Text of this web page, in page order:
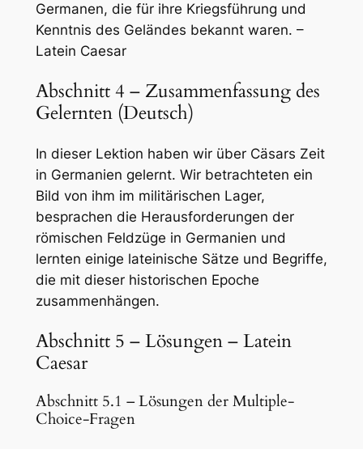
Germanen, die für ihre Kriegsführung und
Kenntnis des Geländes bekannt waren. –
Latein Caesar
Abschnitt 4 – Zusammenfassung des
Gelernten (Deutsch)
In dieser Lektion haben wir über Cäsars Zeit
in Germanien gelernt. Wir betrachteten ein
Bild von ihm im militärischen Lager,
besprachen die Herausforderungen der
römischen Feldzüge in Germanien und
lernten einige lateinische Sätze und Begriffe,
die mit dieser historischen Epoche
zusammenhängen.
Abschnitt 5 – Lösungen – Latein
Caesar
Abschnitt 5.1 – Lösungen der Multiple-
Choice-Fragen